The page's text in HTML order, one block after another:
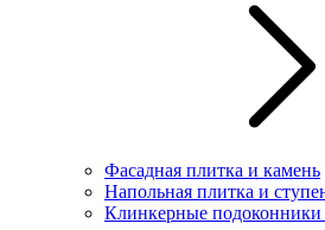
Фасадная плитка и камень
Напольная плитка и
Клинкерные